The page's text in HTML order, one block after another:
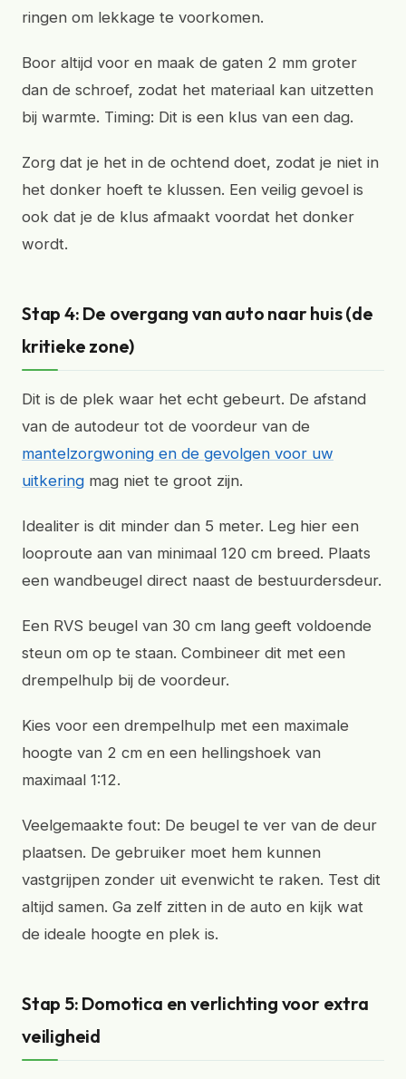
ringen om lekkage te voorkomen.
Boor altijd voor en maak de gaten 2 mm groter
dan de schroef, zodat het materiaal kan uitzetten
bij warmte. Timing: Dit is een klus van een dag.
Zorg dat je het in de ochtend doet, zodat je niet in
het donker hoeft te klussen. Een veilig gevoel is
ook dat je de klus afmaakt voordat het donker
wordt.
Stap 4: De overgang van auto naar huis (de
kritieke zone)
Dit is de plek waar het echt gebeurt. De afstand
van de autodeur tot de voordeur van de
mantelzorgwoning en de gevolgen voor uw
uitkering mag niet te groot zijn.
Idealiter is dit minder dan 5 meter. Leg hier een
looproute aan van minimaal 120 cm breed. Plaats
een wandbeugel direct naast de bestuurdersdeur.
Een RVS beugel van 30 cm lang geeft voldoende
steun om op te staan. Combineer dit met een
drempelhulp bij de voordeur.
Kies voor een drempelhulp met een maximale
hoogte van 2 cm en een hellingshoek van
maximaal 1:12.
Veelgemaakte fout: De beugel te ver van de deur
plaatsen. De gebruiker moet hem kunnen
vastgrijpen zonder uit evenwicht te raken. Test dit
altijd samen. Ga zelf zitten in de auto en kijk wat
de ideale hoogte en plek is.
Stap 5: Domotica en verlichting voor extra
veiligheid